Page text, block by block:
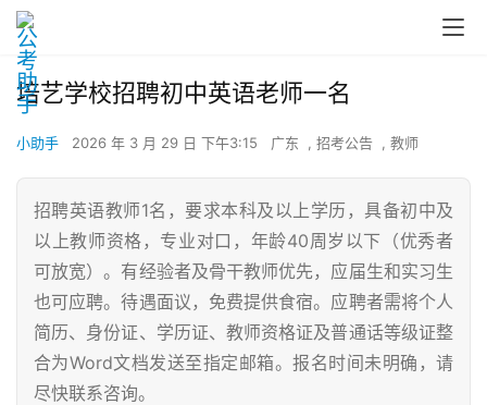
培艺学校招聘初中英语老师一名
小助手 2026 年 3 月 29 日 下午3:15 广东 , 招考公告 , 教师
招聘英语教师1名，要求本科及以上学历，具备初中及
以上教师资格，专业对口，年龄40周岁以下（优秀者
可放宽）。有经验者及骨干教师优先，应届生和实习生
也可应聘。待遇面议，免费提供食宿。应聘者需将个人
简历、身份证、学历证、教师资格证及普通话等级证整
合为Word文档发送至指定邮箱。报名时间未明确，请
尽快联系咨询。